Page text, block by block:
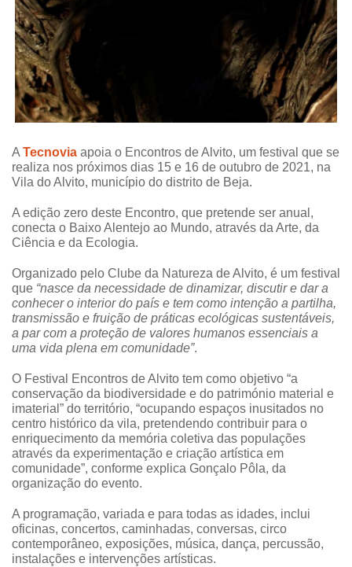
A Tecnovia apoia o Encontros de Alvito, um festival que se
realiza nos próximos dias 15 e 16 de outubro de 2021, na
Vila do Alvito, município do distrito de Beja.
A edição zero deste Encontro, que pretende ser anual,
conecta o Baixo Alentejo ao Mundo, através da Arte, da
Ciência e da Ecologia.
Organizado pelo Clube da Natureza de Alvito, é um festival
que “nasce da necessidade de dinamizar, discutir e dar a
conhecer o interior do país e tem como intenção a partilha,
transmissão e fruição de práticas ecológicas sustentáveis,
a par com a proteção de valores humanos essenciais a
uma vida plena em comunidade”.
O Festival Encontros de Alvito tem como objetivo “a
conservação da biodiversidade e do património material e
imaterial” do território, “ocupando espaços inusitados no
centro histórico da vila, pretendendo contribuir para o
enriquecimento da memória coletiva das populações
através da experimentação e criação artística em
comunidade”, conforme explica Gonçalo Pôla, da
organização do evento.
A programação, variada e para todas as idades, inclui
oficinas, concertos, caminhadas, conversas, circo
contemporâneo, exposições, música, dança, percussão,
instalações e intervenções artísticas.